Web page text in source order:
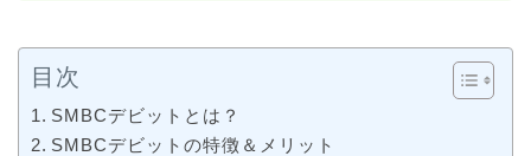
目次
SMBCデビットとは？
SMBCデビットの特徴＆メリット